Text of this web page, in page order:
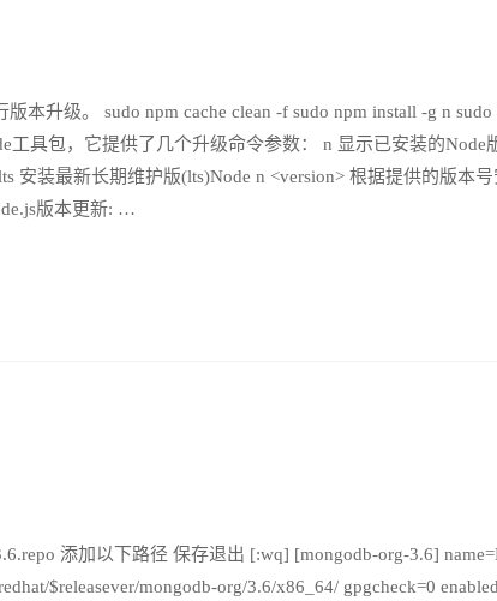
本升级。 sudo npm cache clean -f sudo npm install -g n sudo
工具包，它提供了几个升级命令参数： n 显示已安装的Node
安装最新长期维护版(lts)Node n <version> 根据提供的版本
版本更新: …
添加以下路径 保存退出 [:wq] [mongodb-org-3.6]
$releasever/mongodb-org/3.6/x86_64/ gpgcheck=0